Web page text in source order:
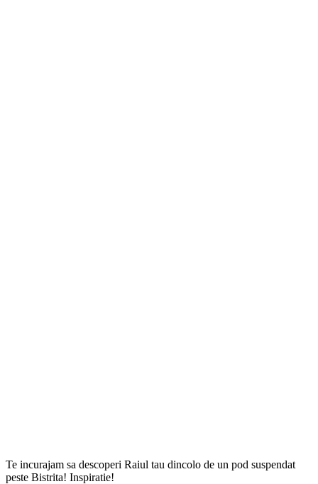
Te incurajam sa descoperi Raiul tau dincolo de un pod suspendat
peste Bistrita! Inspiratie!